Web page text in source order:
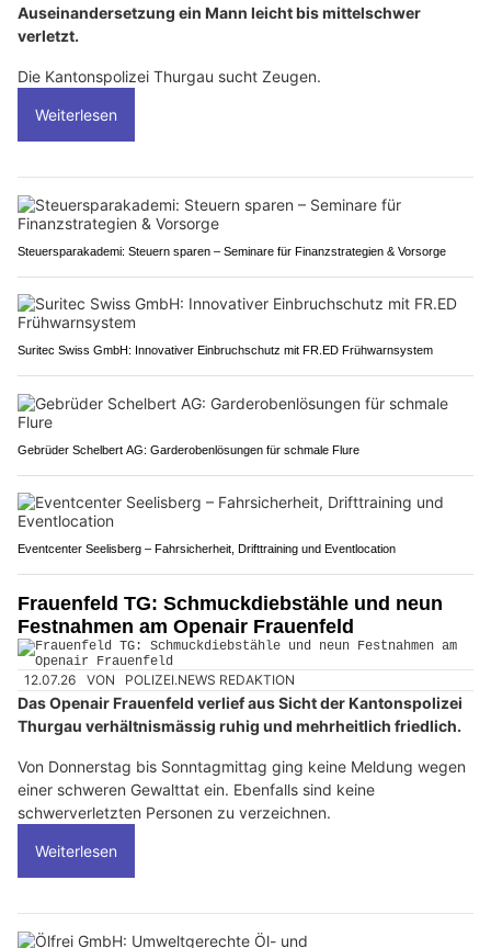
Auseinandersetzung ein Mann leicht bis mittelschwer
verletzt.
Die Kantonspolizei Thurgau sucht Zeugen.
Weiterlesen
Steuersparakademi: Steuern sparen – Seminare für Finanzstrategien & Vorsorge
Suritec Swiss GmbH: Innovativer Einbruchschutz mit FR.ED Frühwarnsystem
Gebrüder Schelbert AG: Garderobenlösungen für schmale Flure
Eventcenter Seelisberg – Fahrsicherheit, Drifttraining und Eventlocation
Frauenfeld TG: Schmuckdiebstähle und neun
Festnahmen am Openair Frauenfeld
12.07.26 VON POLIZEI.NEWS REDAKTION
Das Openair Frauenfeld verlief aus Sicht der Kantonspolizei
Thurgau verhältnismässig ruhig und mehrheitlich friedlich.
Von Donnerstag bis Sonntagmittag ging keine Meldung wegen
einer schweren Gewalttat ein. Ebenfalls sind keine
schwerverletzten Personen zu verzeichnen.
Weiterlesen